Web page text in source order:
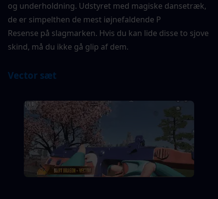
og underholdning. Udstyret med magiske dansetræk,
de er simpelthen de mest iøjnefaldende P
Resense på slagmarken. Hvis du kan lide disse to sjove
skind, må du ikke gå glip af dem.
Vector sæt